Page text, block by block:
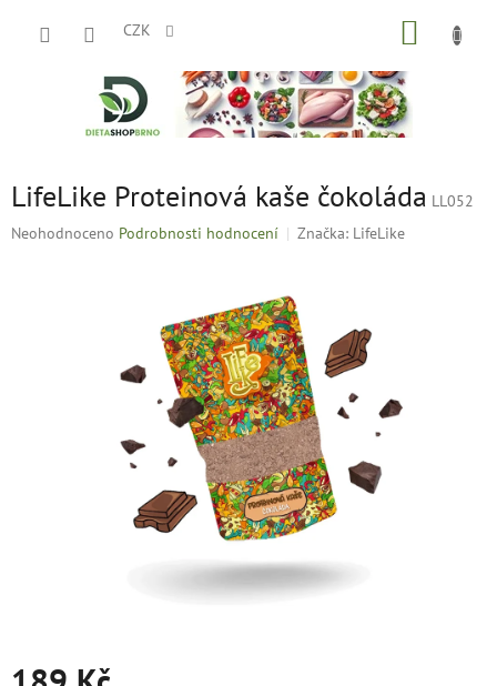
CZK
LifeLike Proteinová kaše čokoláda LL052
Průměrné
Neohodnoceno Podrobnosti hodnocení Značka: LifeLike